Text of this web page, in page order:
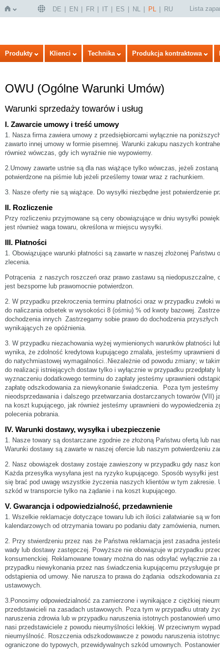
Strona
główna
DE EN FR IT ES NL PL RU Lista
Produkty Klienci Technika Produkcja kontraktowa
OWU (Ogólne Warunki Umów)
Warunki sprzedaży towarów i usług
I. Zawarcie umowy i treść umowy
1. Nasza firma zawiera umowy z przedsiębiorcami wyłącznie na
zawarto innej umowy w formie pisemnej. Warunki zakupu naszych
również wówczas, gdy ich wyraźnie nie wypowiemy.
2.Umowy zawarte ustnie są dla nas wiążące tylko wówczas, jeżeli zostaną
potwierdzone na piśmie lub jeżeli prześlemy towar wraz z rachunkiem.
3. Nasze oferty nie są wiążące. Do wysyłki niezbędne jest potwierdzenie
II. Rozliczenie
Przy rozliczeniu przyjmowane są ceny obowiązujące w dniu wysyłki
jest również waga towaru, określona w miejscu wysyłki.
III. Płatności
1. Obowiązujące warunki płatności są zawarte w naszej złożonej Państwu
zlecenia.
Potrącenia z naszych roszczeń oraz prawo zastawu są niedopuszczalne,
jest bezsporne lub prawomocnie potwierdzon.
2. W przypadku przekroczenia terminu płatności oraz w przypadku zwłoki
do naliczania odsetek w wysokości 8 (ośmiu) % od kwoty bazowej.
dochodzenia innych Zastrzegamy sobie prawo do dochodzenia
wynikających ze opóźnienia.
3. W przypadku niezachowania wyżej wymienionych warunków płatności
wynika, że zdolność kredytowa kupującego zmalała, jesteśmy uprawnieni
do natychmiastowej wymagalności..Niezależnie od powodu zmiany; w
do realizacji istniejących dostaw tylko i wyłącznie w przypadku przedpłaty
wyznaczeniu dodatkowego terminu do zapłaty jesteśmy uprawnieni
zapłatę odszkodowania za niewykonanie świadczenia. Poza tym jesteśmy
nieodsprzedawania i dalszego przetwarzania dostarczanych towarów (VII)
na koszt kupującego, jak również jesteśmy uprawnieni do wypowiedzenia
polecenia pobrania.
IV. Warunki dostawy, wysyłka i ubezpieczenie
1. Nasze towary są dostarczane zgodnie ze złożoną Państwu ofertą lub
Warunki dostawy są zawarte w naszej ofercie lub naszym potwierdzeniu
2. Nasz obowiązek dostawy zostaje zawieszony w przypadku gdy nasz
Każda przesyłka wysyłana jest na ryzyko kupującego. Sposób wysyłki
się brać pod uwagę wszystkie życzenia naszych klientów w tym zakresie.
szkód w transporcie tylko na żądanie i na koszt kupującego.
V. Gwarancja i odpowiedzialność, przedawnienie
1. Wszelkie reklamacje dotyczące towaru lub ich ilości załatwianie są w
kalendarzowych od otrzymania towaru po podaniu daty zamówienia,
2. Przy stwierdzeniu przez nas że Państwa reklamacja jest zasadna
wady lub dostawy zastępczej. Powyższe nie obowiązuje w przypadku
konsumenckiej. Reklamowane towary można do nas odsyłać wyłącznie
przypadku niewykonania przez nas świadczenia kupującemu przysługuje
odstąpienia od umowy. Nie narusza to prawa do żądania odszkodowania
ustawowych.
3.Ponosimy odpowiedzialność za zamierzone i wynikające z ciężkiej
przedstawicieli na zasadach ustawowych. Poza tym w przypadku utraty
naruszenia zdrowia lub w przypadku naruszenia istotnych postanowień
nasi przedstawiciele z powodu nieumyślności lekkiej. W przeciwnym
nieumyślność. Roszczenia odszkodowawcze z powodu naruszenia
ograniczone do typowych, przewidywalnych szkód umownych.